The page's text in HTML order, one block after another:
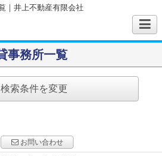
｜井上不動産有限会社
事務所一覧
検索条件を変更
お問い合わせ